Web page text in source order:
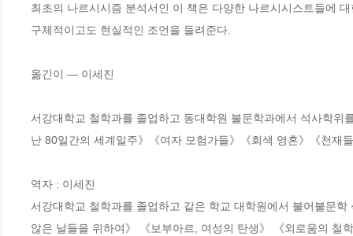
최초의 나르시시즘 분석서인 이 책은 다양한 나르시시스트들에
구체적이고도 현실적인 조언을 들려준다.
옮긴이 ― 이세진
서강대학교 철학과를 졸업하고 동대학원 불문학과에서 석사학
난 80일간의 세계일주》《여자 모험가들》《회색 영혼》《천재
역자 : 이세진
서강대학교 철학과를 졸업하고 같은 학교 대학원에서 불어불문
않은 날들을 위하여》 《보부아르, 여성의 탄생》 《외로움의 철